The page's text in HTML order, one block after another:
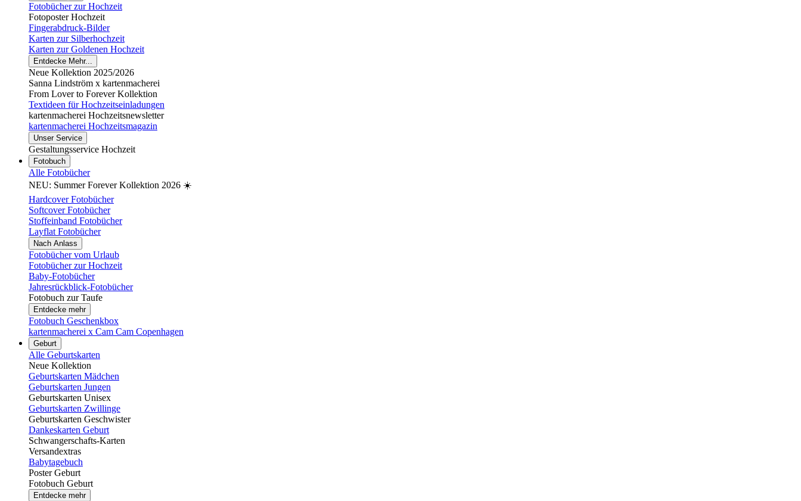
Fotobücher zur Hochzeit
Fotoposter Hochzeit
Fingerabdruck-Bilder
Karten zur Silberhochzeit
Karten zur Goldenen Hochzeit
Entdecke Mehr...
Neue Kollektion 2025/2026
Sanna Lindström x kartenmacherei
From Lover to Forever Kollektion
Textideen für Hochzeitseinladungen
kartenmacherei Hochzeitsnewsletter
kartenmacherei Hochzeitsmagazin
Unser Service
Gestaltungsservice Hochzeit
Fotobuch
Alle Fotobücher
NEU: Summer Forever Kollektion 2026 ☀️
Hardcover Fotobücher
Softcover Fotobücher
Stoffeinband Fotobücher
Layflat Fotobücher
Nach Anlass
Fotobücher vom Urlaub
Fotobücher zur Hochzeit
Baby-Fotobücher
Jahresrückblick-Fotobücher
Fotobuch zur Taufe
Entdecke mehr
Fotobuch Geschenkbox
kartenmacherei x Cam Cam Copenhagen
Geburt
Alle Geburtskarten
Neue Kollektion
Geburtskarten Mädchen
Geburtskarten Jungen
Geburtskarten Unisex
Geburtskarten Zwillinge
Geburtskarten Geschwister
Dankeskarten Geburt
Schwangerschafts-Karten
Versandextras
Babytagebuch
Poster Geburt
Fotobuch Geburt
Entdecke mehr